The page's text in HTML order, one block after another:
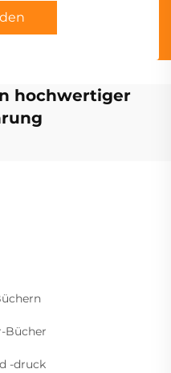
hochwertiger
Bücher
-druck